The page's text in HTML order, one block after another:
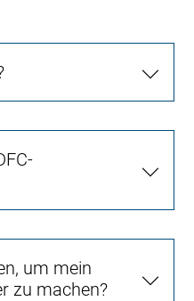
um mein
zu machen?